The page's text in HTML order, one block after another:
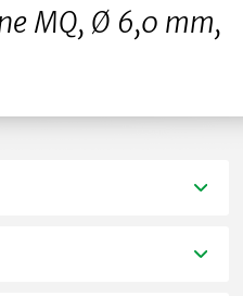
MQ, Ø 6,0 mm,